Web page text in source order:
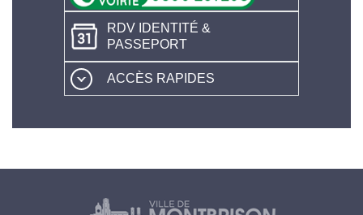
RDV IDENTITÉ &
PASSEPORT
ACCÈS RAPIDES